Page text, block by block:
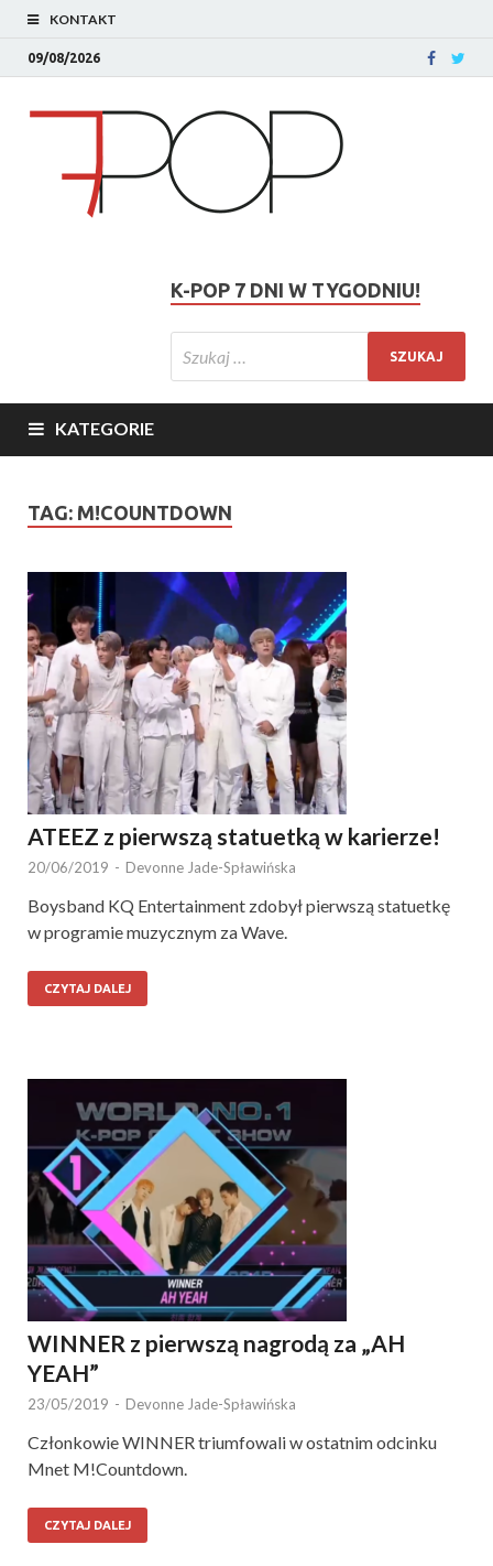
KONTAKT
09/08/2026
K-POP 7 DNI W TYGODNIU!
KATEGORIE
TAG: M!COUNTDOWN
ATEEZ z pierwszą statuetką w karierze!
20/06/2019 - Devonne Jade-Spławińska
Boysband KQ Entertainment zdobył pierwszą statuetkę
w programie muzycznym za Wave.
CZYTAJ DALEJ
WINNER z pierwszą nagrodą za „AH
YEAH”
23/05/2019 - Devonne Jade-Spławińska
Członkowie WINNER triumfowali w ostatnim odcinku
Mnet M!Countdown.
CZYTAJ DALEJ